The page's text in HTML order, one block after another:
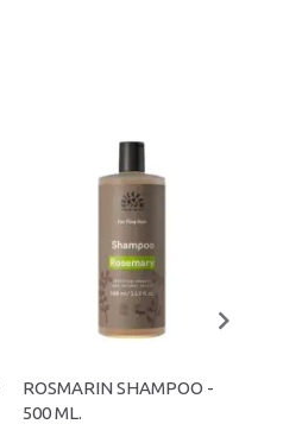
ROSMARIN SHAMPOO -
500 ML.